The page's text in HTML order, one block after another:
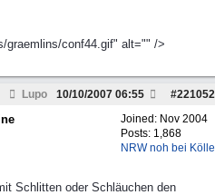
graemlins/conf44.gif" alt="" />
Lupo #221052
10/10/2007 06:55
Joined: Nov 2004
Posts: 1,868
NRW noh bei Kölle
Schlitten oder Schläuchen den